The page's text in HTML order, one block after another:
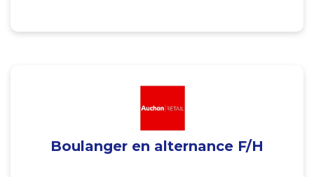
Boulanger en alternance F/H